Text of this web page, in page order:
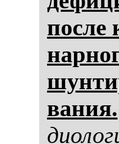
пос­ле
ва­ния.